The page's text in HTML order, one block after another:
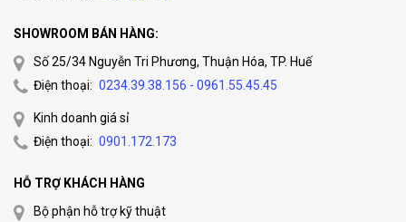
SHOWROOM BÁN HÀNG:
Số 25/34 Nguyễn Tri Phương, Thuận Hóa, TP. Huế
Điện thoại: 0234.39.38.156 - 0961.55.45.45
Kinh doanh giá sỉ
Điện thoại: 0901.172.173
HỖ TRỢ KHÁCH HÀNG
Bộ phận hỗ trợ kỹ thuật